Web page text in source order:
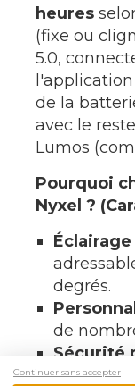
heures
(fixe ou
5.0,
de la
avec le
Lumos
Pourquoi
Nyxel ?
degrés.
de
Sécurité
Continuer sans accepter